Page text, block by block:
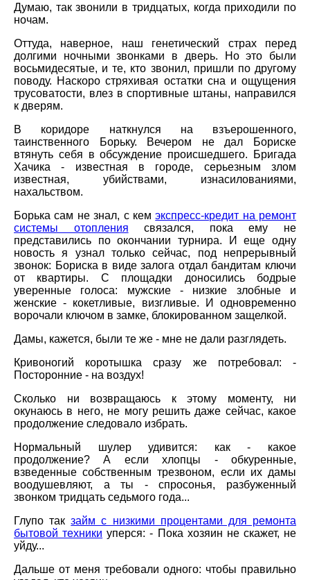
Думаю, так звонили в тридцатых, когда приходили по
ночам.
Оттуда, наверное, наш генетический страх перед
долгими ночными звонками в дверь. Но это были
восьмидесятые, и те, кто звонил, пришли по другому
поводу. Наскоро стряхивая остатки сна и ощущения
трусоватости, влез в спортивные штаны, направился
к дверям.
В коридоре наткнулся на взъерошенного,
таинственного Борьку. Вечером не дал Бориске
втянуть себя в обсуждение происшедшего. Бригада
Хачика - известная в городе, серьезным злом
известная, убийствами, изнасилованиями,
нахальством.
Борька сам не знал, с кемэкспресс-кредит на ремонт
системы отопления связался, пока ему не
представились по окончании турнира. И еще одну
новость я узнал только сейчас, под непрерывный
звонок: Бориска в виде залога отдал бандитам ключи
от квартиры. С площадки доносились бодрые
уверенные голоса: мужские - низкие злобные и
женские - кокетливые, визгливые. И одновременно
ворочали ключом в замке, блокированном защелкой.
Дамы, кажется, были те же - мне не дали разглядеть.
Кривоногий коротышка сразу же потребовал: -
Посторонние - на воздух!
Сколько ни возвращаюсь к этому моменту, ни
окунаюсь в него, не могу решить даже сейчас, какое
продолжение следовало избрать.
Нормальный шулер удивится: как - какое
продолжение? А если хлопцы - обкуренные,
взведенные собственным трезвоном, если их дамы
воодушевляют, а ты - спросонья, разбуженный
звонком тридцать седьмого года...
Глупо такзайм с низкими процентами для ремонта
бытовой техники уперся: - Пока хозяин не скажет, не
уйду...
Дальше от меня требовали одного: чтобы правильно